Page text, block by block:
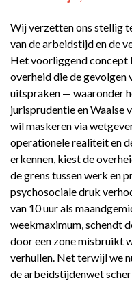
Wij verzetten ons stellig
van de arbeidstijd en de
Het voorliggend concept
overheid die de gevolgen
uitspraken — waaronder
jurisprudentie en Waalse
wil maskeren via
operationele realiteit en
erkennen, kiest de
de grens tussen werk en
psychosociale druk
van 10 uur als
weekmaximum, schendt
door een zone misbruikt
verhullen. Net terwijl we
de arbeidstijdenwet